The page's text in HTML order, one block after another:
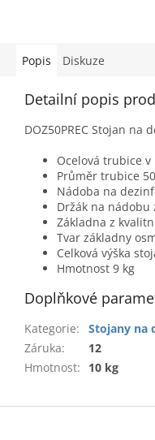
Popis Diskuze
Detailní popis
DOZ50PREC Stojan na
Ocelová trubice
Průměr trubice
Nádoba na
Držák na
Základna z
Tvar základny
Celková výška
Hmotnost 9 kg
Doplňkové
Kategorie:
Stojany na
Záruka:
12
Hmotnost: 10 kg
Z